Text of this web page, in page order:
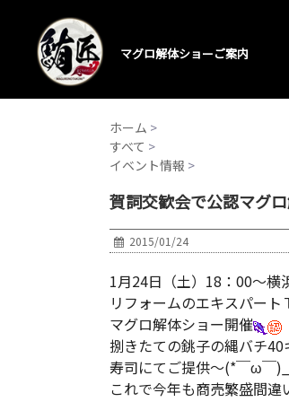
マグロ解体ショーご案内
ホーム >
すべて >
イベント情報 >
賀詞交歓会で公認マグ
2015/01/24
1月24日（土）18：00～横
リフォームのエキスパー
マグロ解体ショー開催
捌きたての銚子の縄バチ
寿司にてご提供～(*￣ω
これで今年も商売繁盛間違